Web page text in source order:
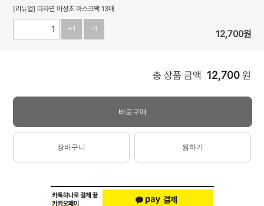
[리뉴얼] 다자연 어성초 마스크팩 13매
+1 -1 12,700원
총 상품 금액 12,700 원
바로구매
장바구니 찜하기